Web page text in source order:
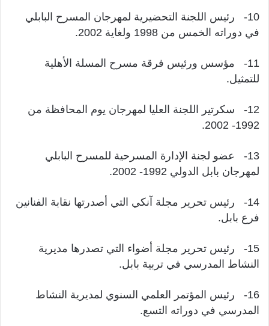
10- رئيس اللجنة التحضيرية لمهرجان المسرح البابلي
في دوراته الخمس من 1998 ولغاية 2002.
11- مؤسس ورئيس فرقة مسرح المسلة الأهلية
للتمثيل.
12- سكرتير اللجنة العليا لمهرجان يوم المحافظة من
1992- 2002.
13- عضو لجنة الإدارة المسرحية للمسرح البابلي
لمهرجان بابل الدولي 1992- 2002.
14- رئيس تحرير مجلة آنكي التي أصدرتها نقابة الفنانين
فرع بابل.
15- رئيس تحرير مجلة أضواء التي تصدرها مديرية
النشاط المدرسي في تربية بابل.
16- رئيس المؤتمر العلمي السنوي لمديرية النشاط
المدرسي في دوراته التسع.